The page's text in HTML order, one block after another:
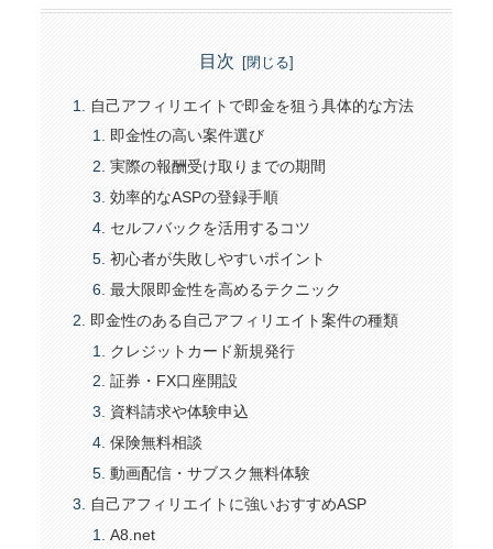
目次
自己アフィリエイトで即金を狙う具体的な方法
即金性の高い案件選び
実際の報酬受け取りまでの期間
効率的なASPの登録手順
セルフバックを活用するコツ
初心者が失敗しやすいポイント
最大限即金性を高めるテクニック
即金性のある自己アフィリエイト案件の種類
クレジットカード新規発行
証券・FX口座開設
資料請求や体験申込
保険無料相談
動画配信・サブスク無料体験
自己アフィリエイトに強いおすすめASP
A8.net